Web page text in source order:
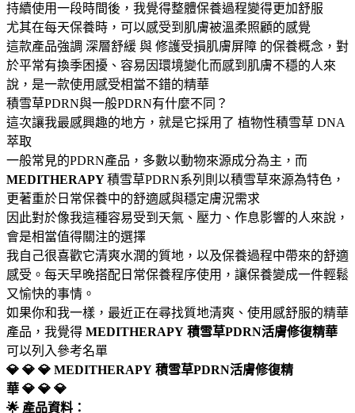
持續使用一段時間後，我覺得整體保養過程變得更加舒服
尤其在每天保養時，可以感受到肌膚被溫柔照顧的感覺
這款產品強調 深層舒緩 與 修護受損肌膚屏障 的保養概念，對
於平常有換季困擾、容易因環境變化而感到肌膚不穩的人來
說，是一款使用感受相當不錯的精華
積雪草PDRN與一般PDRN有什麼不同？
這次讓我最感興趣的地方，就是它採用了 植物性積雪草 DNA
萃取
一般常見的PDRN產品，多數以動物來源成分為主，而
MEDITHERAPY積雪草PDRN系列則以積雪草來源為特色，
更著重於日常保養中的舒適感與穩定膚況需求
因此對於像我這種容易受到天氣、壓力、作息影響的人來說，
會是相當值得關注的選擇
我自己很喜歡它清爽水潤的質地，以及保養過程中帶來的舒適
感受。每天早晚搭配日常保養程序使用，讓保養變成一件輕鬆
又愉快的事情。
如果你和我一樣，最近正在尋找質地清爽、使用感舒服的精華
產品，我覺得 MEDITHERAPY 積雪草PDRN活膚修復精華
可以列入參考名單
💎 💎 💎 MEDITHERAPY 積雪草PDRN活膚修復精
華 💎 💎 💎
🌟 產品資料：